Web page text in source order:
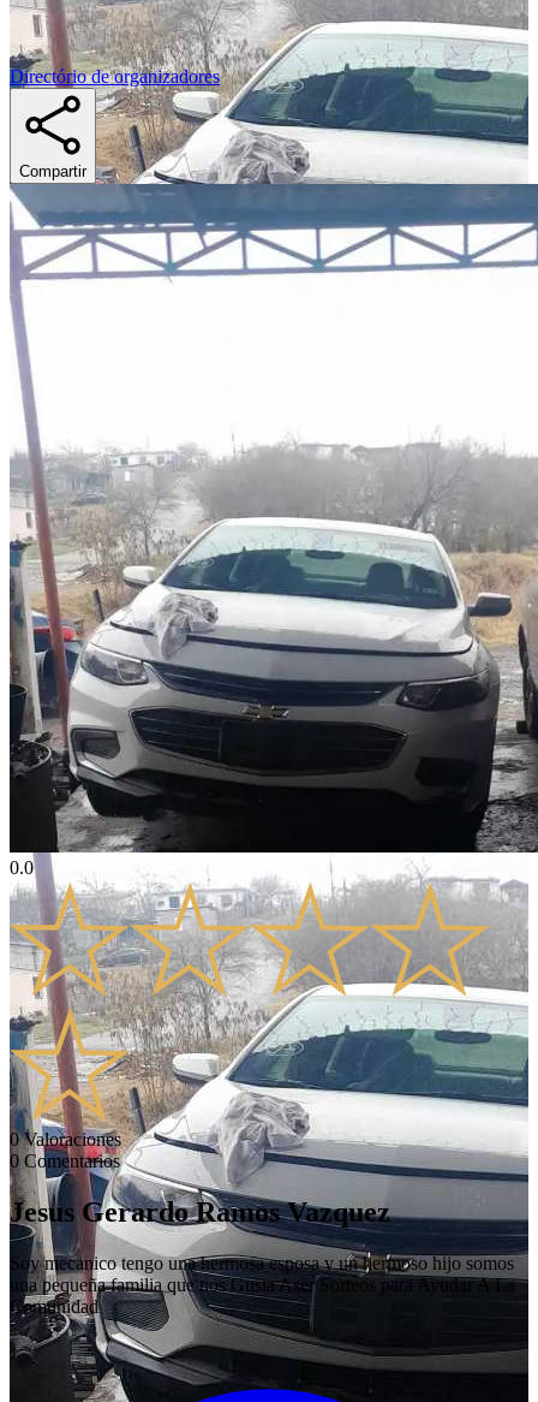
Directório de organizadores
Compartir
0.0
0 Valoraciones
0 Comentarios
Jesus Gerardo Ramos Vazquez
Soy mecanico tengo una hermosa esposa y un hermoso hijo somos
una pequeña familia que nos Gusta Aser Sorteos para Ayudar A La
Comunidad